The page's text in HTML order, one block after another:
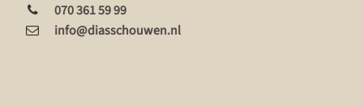
070 361 59 99
info@diasschouwen.nl